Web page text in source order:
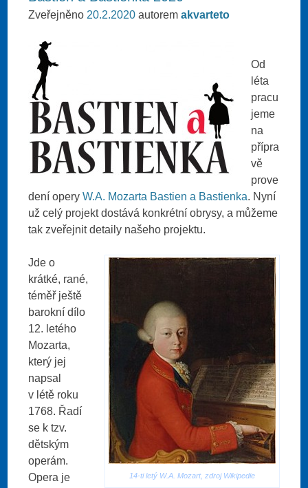
Zveřejněno 20.2.2020 autoremakvarteto
Od
léta
pracu
jeme
na
přípra
vě
prove
dení operyW.A. Mozarta Bastien a Bastienka. Nyní
už celý projekt dostává konkrétní obrysy, a můžeme
tak zveřejnit detaily našeho projektu.
14-ti letý W.A. Mozart, zdroj Wikipedie
Jde o
krátké, rané,
téměř ještě
barokní dílo
12. letého
Mozarta,
který jej
napsal
v létě roku
1768. Řadí
se k tzv.
dětským
operám.
Opera je